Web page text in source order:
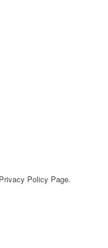
Policy Page.